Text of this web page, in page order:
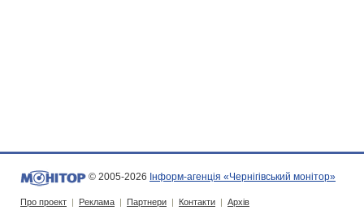
© 2005-2026 Інформ-агенція «Чернігівський монітор»
Про проект | Реклама | Партнери | Контакти | Архів